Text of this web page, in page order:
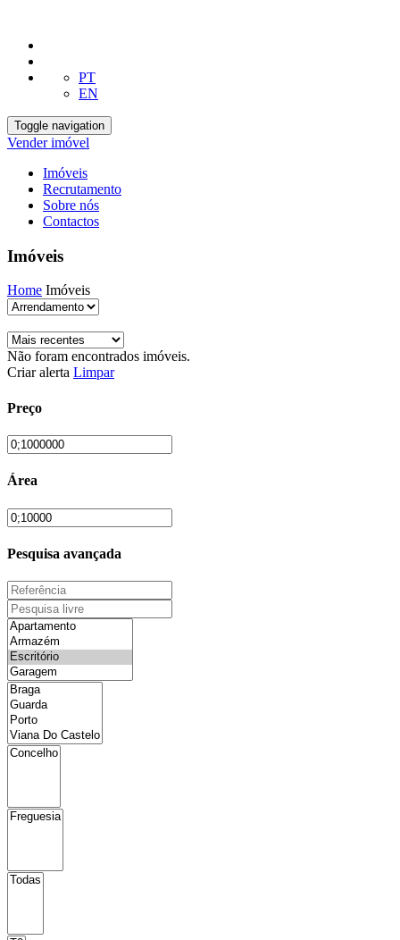
PT
EN
Toggle navigation
Vender imóvel
Imóveis
Recrutamento
Sobre nós
Contactos
Imóveis
Home Imóveis
Não foram encontrados imóveis.
Criar alerta Limpar
Preço
Área
Pesquisa avançada